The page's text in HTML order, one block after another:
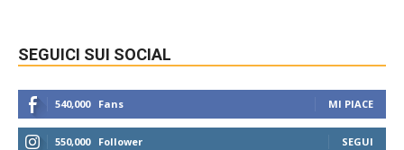
SEGUICI SUI SOCIAL
540,000 Fans MI PIACE
550,000 Follower SEGUI